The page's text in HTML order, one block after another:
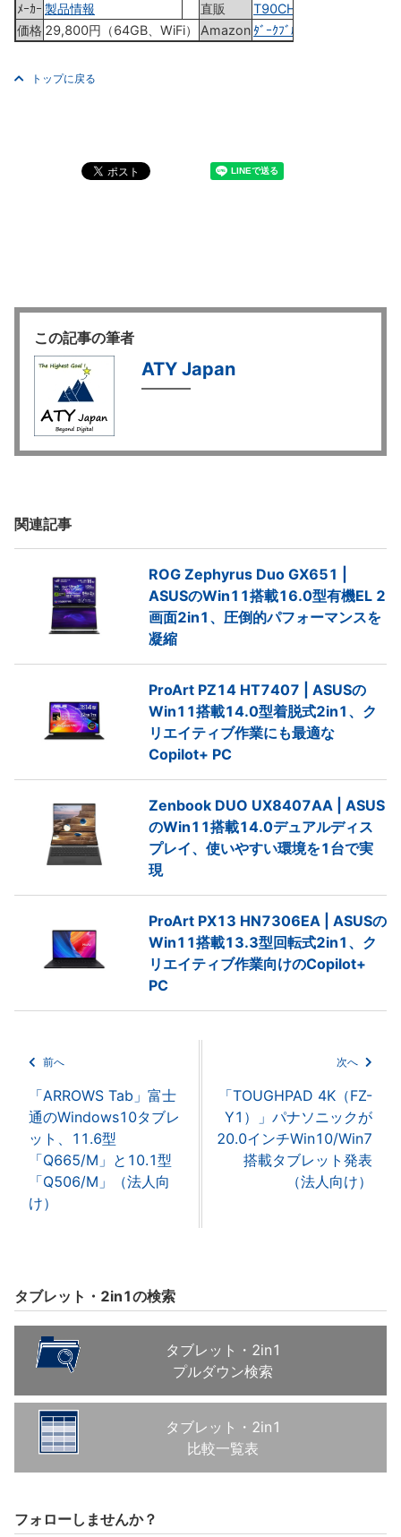
ﾒｰｶｰ 製品情報 直販
T90CHI-3775
価格 29,800円（64GB、WiFi） Amazonﾀﾞｰｸﾌﾞﾙｰ
トップに戻る
この記事の筆者
ATY Japan
関連記事
ROG Zephyrus Duo GX651 |
ASUSのWin11搭載16.0型有機EL 2
画面2in1、圧倒的パフォーマンスを
凝縮
ProArt PZ14 HT7407 | ASUSの
Win11搭載14.0型着脱式2in1、ク
リエイティブ作業にも最適な
Copilot+ PC
Zenbook DUO UX8407AA | ASUS
のWin11搭載14.0デュアルディス
プレイ、使いやすい環境を1台で実
現
ProArt PX13 HN7306EA | ASUSの
Win11搭載13.3型回転式2in1、ク
リエイティブ作業向けのCopilot+
PC
前へ
「ARROWS Tab」富士
通のWindows10タブレ
ット、11.6型
「Q665/M」と10.1型
「Q506/M」（法人向
け）
次へ
「TOUGHPAD 4K（FZ-
Y1）」パナソニックが
20.0インチWin10/Win7
搭載タブレット発表
（法人向け）
タブレット・2in1の検索
タブレット・2in1
プルダウン検索
タブレット・2in1
比較一覧表
フォローしませんか？